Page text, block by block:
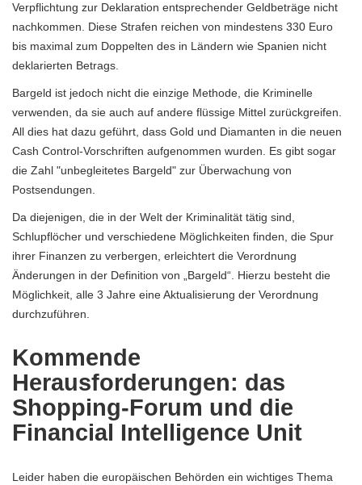
Verpflichtung zur Deklaration entsprechender Geldbeträge nicht
nachkommen. Diese Strafen reichen von mindestens 330 Euro
bis maximal zum Doppelten des in Ländern wie Spanien nicht
deklarierten Betrags.
Bargeld ist jedoch nicht die einzige Methode, die Kriminelle
verwenden, da sie auch auf andere flüssige Mittel zurückgreifen.
All dies hat dazu geführt, dass Gold und Diamanten in die neuen
Cash Control-Vorschriften aufgenommen wurden. Es gibt sogar
die Zahl "unbegleitetes Bargeld" zur Überwachung von
Postsendungen.
Da diejenigen, die in der Welt der Kriminalität tätig sind,
Schlupflöcher und verschiedene Möglichkeiten finden, die Spur
ihrer Finanzen zu verbergen, erleichtert die Verordnung
Änderungen in der Definition von „Bargeld“. Hierzu besteht die
Möglichkeit, alle 3 Jahre eine Aktualisierung der Verordnung
durchzuführen.
Kommende
Herausforderungen: das
Shopping-Forum und die
Financial Intelligence Unit
Leider haben die europäischen Behörden ein wichtiges Thema